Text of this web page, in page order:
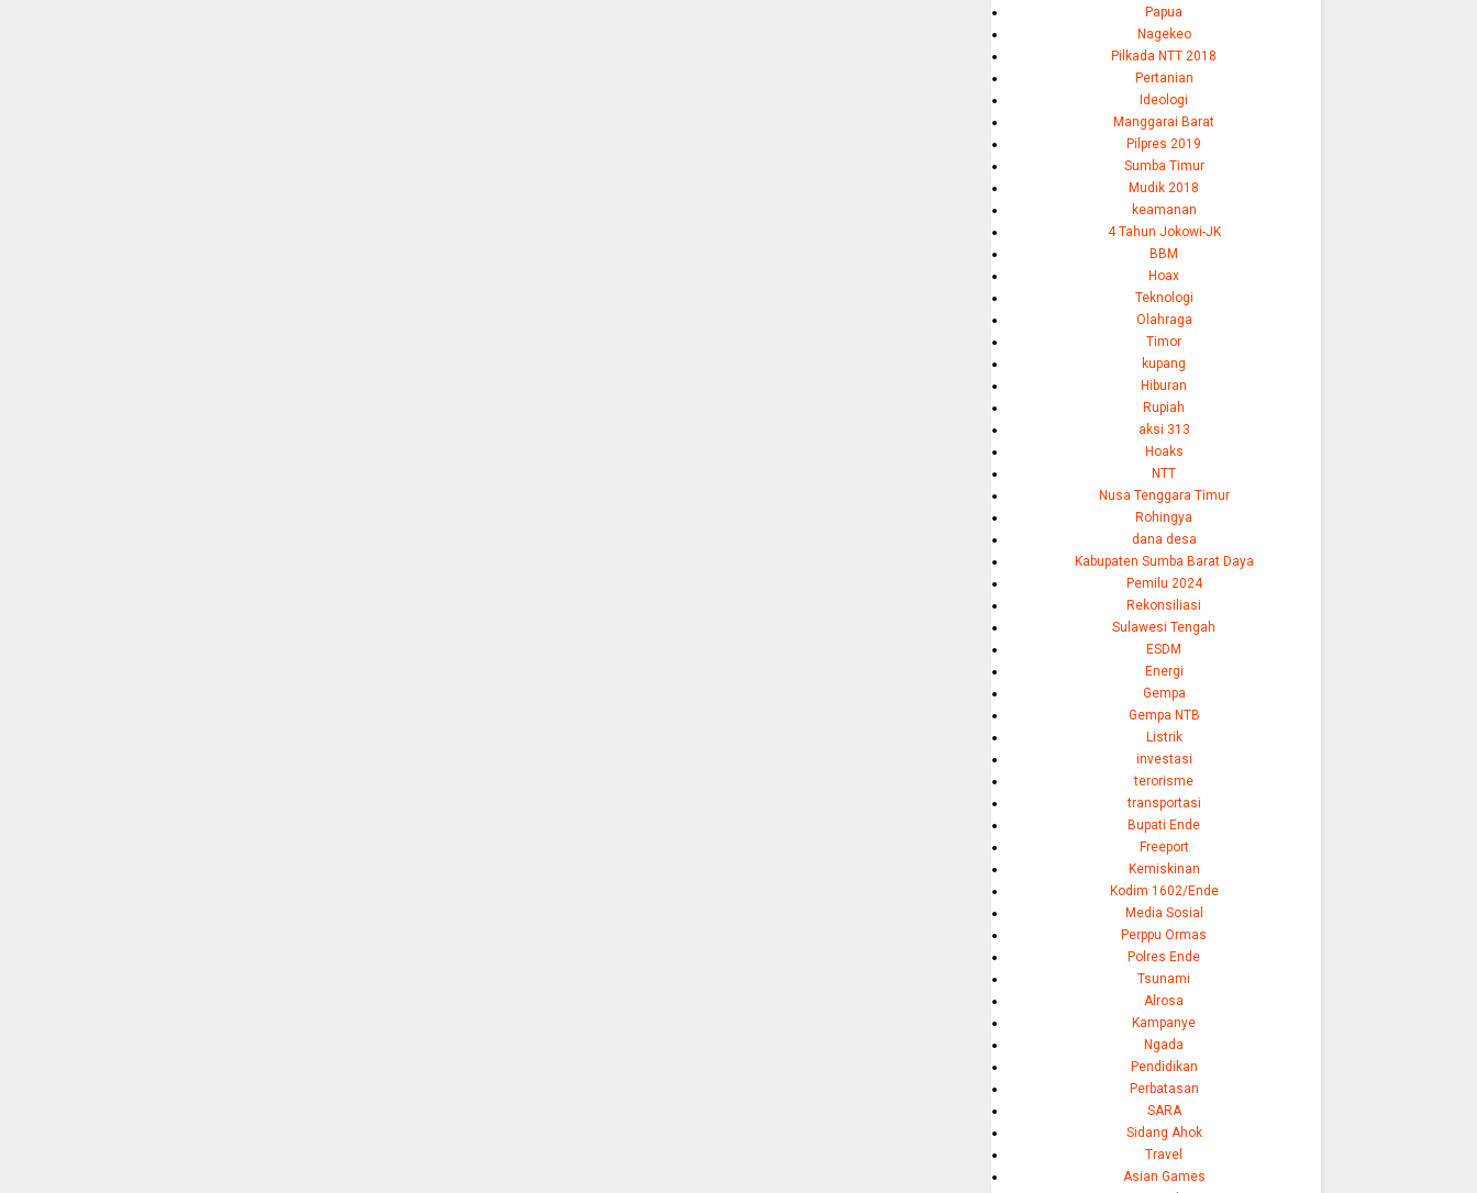
Papua
Nagekeo
Pilkada NTT 2018
Pertanian
Ideologi
Manggarai Barat
Pilpres 2019
Sumba Timur
Mudik 2018
keamanan
4 Tahun Jokowi-JK
BBM
Hoax
Teknologi
Olahraga
Timor
kupang
Hiburan
Rupiah
aksi 313
Hoaks
NTT
Nusa Tenggara Timur
Rohingya
dana desa
Kabupaten Sumba Barat Daya
Pemilu 2024
Rekonsiliasi
Sulawesi Tengah
ESDM
Energi
Gempa
Gempa NTB
Listrik
investasi
terorisme
transportasi
Bupati Ende
Freeport
Kemiskinan
Kodim 1602/Ende
Media Sosial
Perppu Ormas
Polres Ende
Tsunami
Alrosa
Kampanye
Ngada
Pendidikan
Perbatasan
SARA
Sidang Ahok
Travel
Asian Games